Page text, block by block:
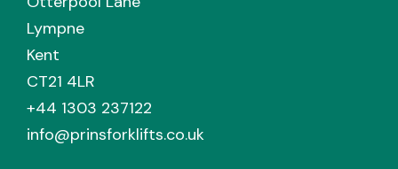
Lympne
Kent
CT21 4LR
+44 1303 237122
info@prinsforklifts.co.uk